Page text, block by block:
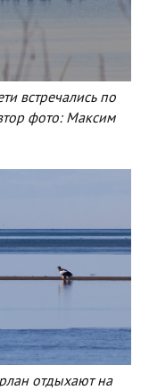
встречались по
фото: Максим
отдыхают на